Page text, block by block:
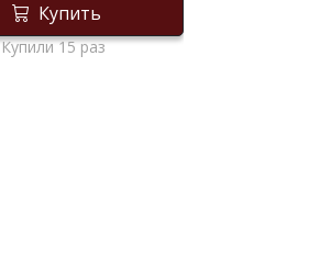
Купить
Купили 15 раз